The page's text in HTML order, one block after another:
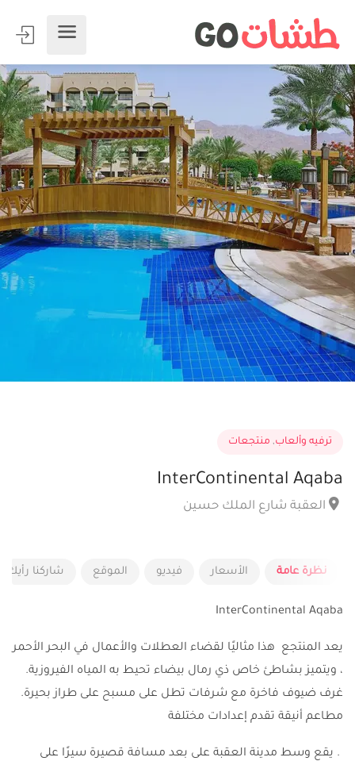
ترفيه وألعاب, منتجعات
InterContinental Aqaba
العقبة شارع الملك حسين
نظرة عامة الأسعار فيديو الموقع شاركنا رأيك
InterContinental Aqaba
يعد المنتجع هذا مثاليًا لقضاء العطلات والأعمال في البحر الأحمر
، ويتميز بشاطئ خاص ذي رمال بيضاء تحيط به المياه الفيروزية.
غرف ضيوف فاخرة مع شرفات تطل على مسبح على طراز بحيرة.
مطاعم أنيقة تقدم إعدادات مختلفة
. يقع وسط مدينة العقبة على بعد مسافة قصيرة سيرًا على